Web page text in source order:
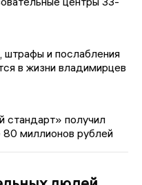
штрафы и послабления
в жизни владимирцев
стандарт» получил
миллионов рублей